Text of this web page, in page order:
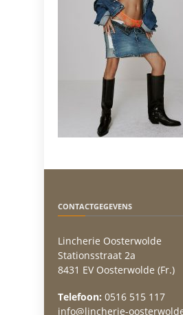
CONTACTGEGEVENS
Lincherie Oosterwolde
Stationsstraat 2a
8431 EV Oosterwolde (Fr.)
Telefoon: 0516 515 117
info@lincherie-